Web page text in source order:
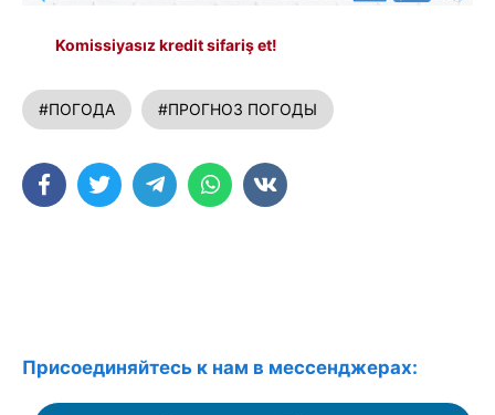
Komissiyasız kredit sifariş et!
#ПОГОДА #ПРОГНОЗ ПОГОДЫ
Присоединяйтесь к нам в мессенджерах: